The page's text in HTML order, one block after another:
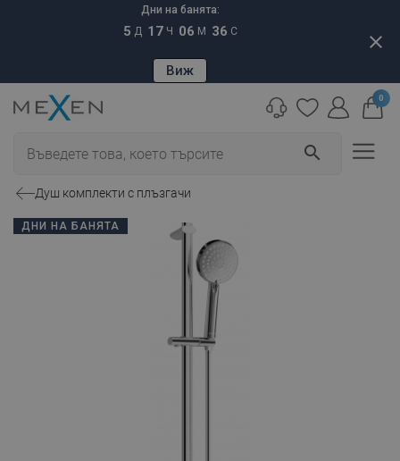
Дни на банята:
5 Д 17 Ч 06 М 35 С
Виж
close
search
0
Душ комплекти с плъзгачи
ДНИ НА БАНЯТА